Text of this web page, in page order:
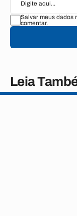
Salvar meus dados
comentar.
Leia